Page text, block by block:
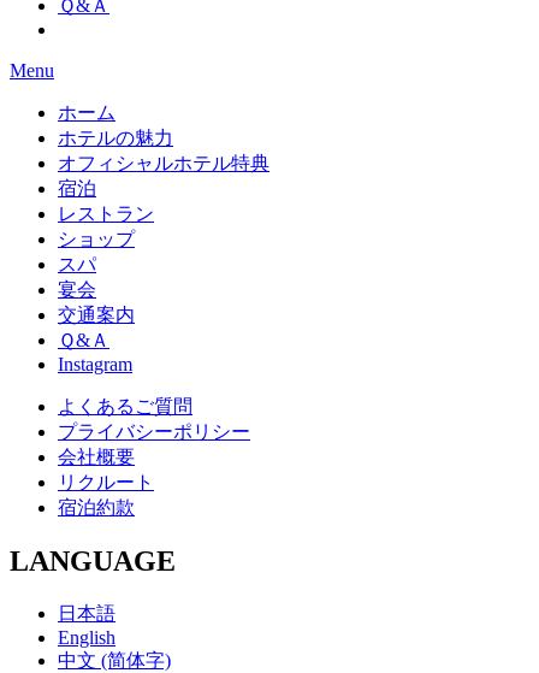
Ｑ&Ａ
Menu
ホーム
ホテルの魅力
オフィシャルホテル特典
宿泊
レストラン
ショップ
スパ
宴会
交通案内
Ｑ&Ａ
Instagram
よくあるご質問
プライバシーポリシー
会社概要
リクルート
宿泊約款
LANGUAGE
日本語
English
中文 (简体字)